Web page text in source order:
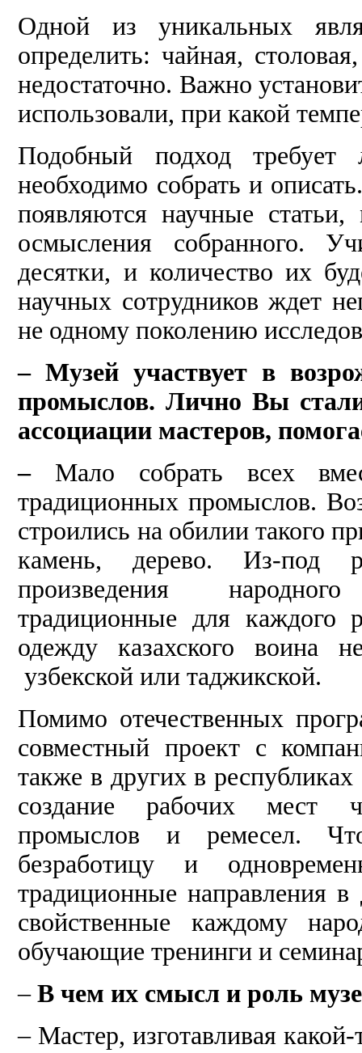
Одной из уникальных
определить: чайная,
недостаточно. Важно
использовали, при какой
Подобный подход
необходимо собрать и
появляются научные
осмысления собранного.
десятки, и количество их
научных сотрудников ждет
не одному поколению
– Музей участвует в
промыслов. Лично Вы
ассоциации мастеров,
– Мало собрать всех
традиционных промыслов.
строились на обилии такого
камень, дерево. Из-под
произведения
традиционные для каждого
одежду казахского воина
узбекской или таджикской.
Помимо отечественных
совместный проект с
также в других в
создание рабочих мест
промыслов и ремесел.
безработицу и
традиционные направления в
свойственные каждому
обучающие тренинги и
–В чем их смысл и роль
– Мастер, изготавливая